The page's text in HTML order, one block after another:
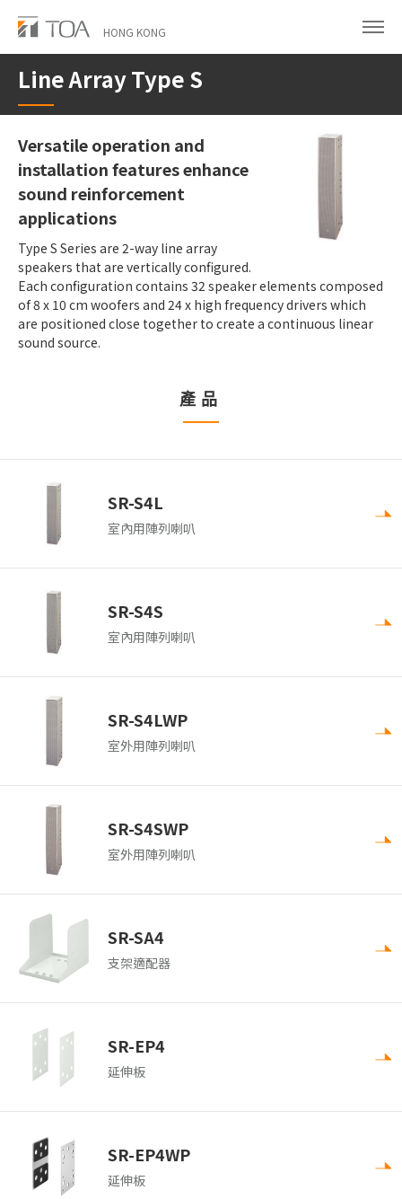
Skip
main
content
HONG KONG
Line Array Type S
Versatile operation and
installation features enhance
sound reinforcement
applications
Type S Series are 2-way line array
speakers that are vertically configured.
Each configuration contains 32 speaker elements composed
of 8 x 10 cm woofers and 24 x high frequency drivers which
are positioned close together to create a continuous linear
sound source.
產品
SR-S4L
室內用陣列喇叭
SR-S4S
室內用陣列喇叭
SR-S4LWP
室外用陣列喇叭
SR-S4SWP
室外用陣列喇叭
SR-SA4
支架適配器
SR-EP4
延伸板
SR-EP4WP
延伸板